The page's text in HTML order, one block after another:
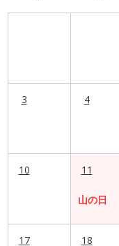
3 4
10 11
山の日
17 18